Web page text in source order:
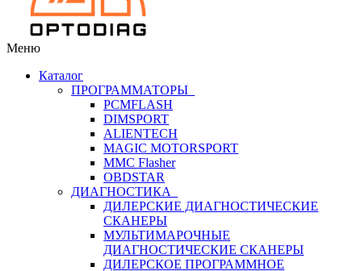
Меню
Каталог
ПРОГРАММАТОРЫ
PCMFLASH
DIMSPORT
ALIENTECH
MAGIC MOTORSPORT
MMC Flasher
OBDSTAR
ДИАГНОСТИКА
ДИЛЕРСКИЕ ДИАГНОСТИЧЕСКИЕ
СКАНЕРЫ
МУЛЬТИМАРОЧНЫЕ
ДИАГНОСТИЧЕСКИЕ СКАНЕРЫ
ДИЛЕРСКОЕ ПРОГРАММНОЕ